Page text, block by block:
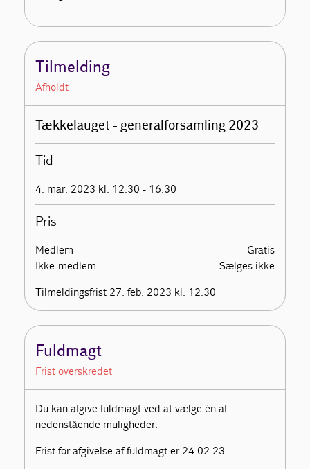
Tilmelding
Afholdt
Tækkelauget - generalforsamling 2023
Tid
4. mar. 2023 kl. 12.30 - 16.30
Pris
Medlem
Gratis
Ikke-medlem
Sælges ikke
Tilmeldingsfrist 27. feb. 2023 kl. 12.30
Fuldmagt
Frist overskredet
Du kan afgive fuldmagt ved at vælge én af
nedenstående muligheder.
Frist for afgivelse af fuldmagt er 24.02.23